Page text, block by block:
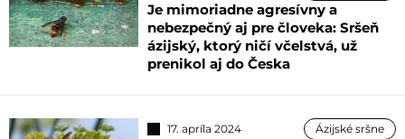
Je mimoriadne agresívny a
nebezpečný aj pre človeka: Sršeň
ázijský, ktorý ničí včelstvá, už
prenikol aj do Česka
17. apríla 2024 Ázijské sršne